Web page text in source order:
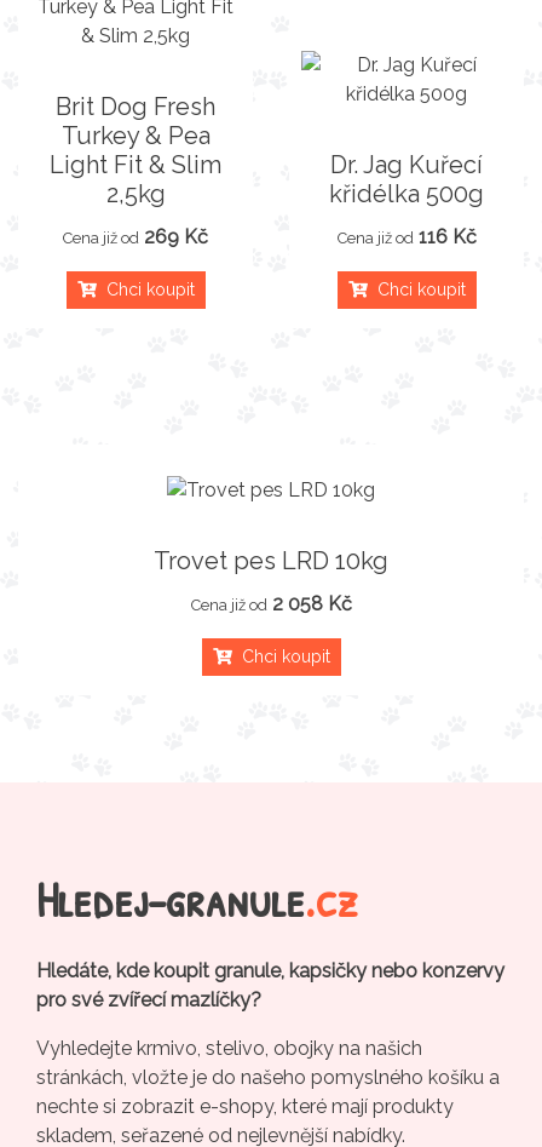
Brit Dog Fresh
Turkey & Pea
Light Fit & Slim
2,5kg
Cena již od 269 Kč
Chci koupit
Dr. Jag Kuřecí
křidélka 500g
Cena již od 116 Kč
Chci koupit
Trovet pes LRD 10kg
Cena již od 2 058 Kč
Chci koupit
Hledej-granule.cz
Hledáte, kde koupit granule, kapsičky nebo konzervy
pro své zvířecí mazlíčky?
Vyhledejte krmivo, stelivo, obojky na našich
stránkách, vložte je do našeho pomyslného košíku a
nechte si zobrazit e-shopy, které mají produkty
skladem, seřazené od nejlevnější nabídky.